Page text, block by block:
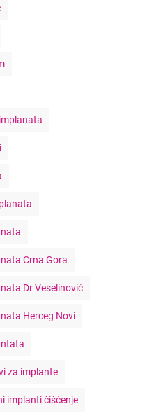
Crna Gora
Dr Veselinović
Herceg Novi
za implante
implanti čišćenje